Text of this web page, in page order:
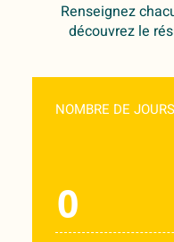
Renseignez
découvrez le
NOMBRE DE